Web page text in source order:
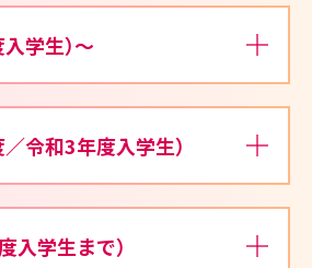
学生）～
令和3年度入学生）
入学生まで）